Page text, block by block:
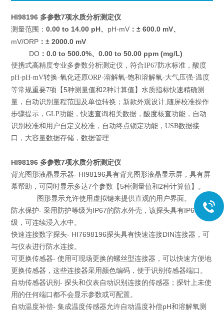
HI98196 多参数7项水质分析测定仪
测量范围：0.00 to 14.00 pH、 pH-mV ：± 600.0 mV、
mV/ORP ：± 2000.0 mV
DO ：0.0 to 500.0%、0.00 to 50.00 ppm (mg/L)
便携式高精度专业多参数分析测定仪，符合IP67防水标准，酸度
pH-pH-mV转换-氧化还原ORP-溶解氧-饱和溶解氧-大气压强-温度
等常规重要7项【5种测量值和2种计算值】水质指标快速精确测
量，自动识别量程范围及单位转换；新款外观设计,随屏校准操作
步骤提示，GLP功能，快速查询相关数据，酸度核查功能，自动
识别校准和用户自定义校准，自动终点锁定功能，USB数据接
口，大容量数据存储，数据管理
HI98196 多参数7项水质分析测定仪
背光图形液晶显示器- HI98196具有背光图形液晶显示屏，具有屏
幕帮助，可同时显示多达7个参数【5种测量值和2种计算值】。
图形显示允许使用虚拟键来提供直观的用户界面。
防水保护- 采用防护等级为IP67的防水外壳，该探头具有IP68等
级，可连续浸入水中。
快速连接数字探头- HI7698196探头具有快速连接DIN连接器，可
与仪表进行防水连接。
可更换传感器- 使用可现场更换的螺丝型连接器，可以快速方便地
更换传感器，这些连接器采用颜色编码，便于识别传感器端口。
自动传感器识别- 探头和仪表自动识别连接的传感器；探针上未使
用的任何端口都不会显示参数或可配置。
自动温度补偿- 集成温度传感器允许自动温度补偿pH和溶解氧测